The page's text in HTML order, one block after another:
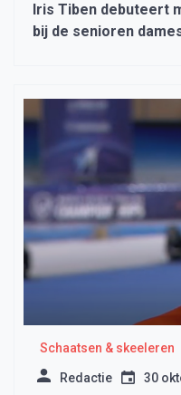
Iris Tiben debuteert
bij de senioren
Schaatsen & skeeleren
Redactie 30